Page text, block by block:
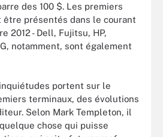
des 100 $. Les premiers
être présentés dans le courant
2012 - Dell, Fujitsu, HP,
notamment, sont également
portent sur le
terminaux, des évolutions
Selon Mark Templeton, il
chose qui puisse